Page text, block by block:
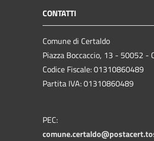
CONTATTI
Comune di Certaldo
Piazza Boccaccio, 13 - 50052 -
Codice Fiscale: 01310860489
Partita IVA: 01310860489
PEC: